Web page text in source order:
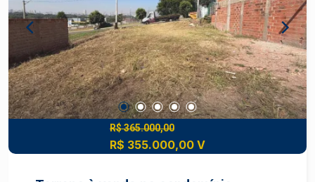
R$ 365.000,00
R$ 355.000,00 V